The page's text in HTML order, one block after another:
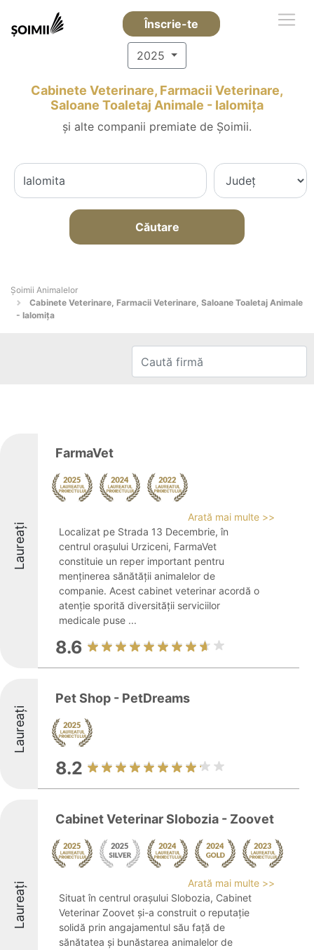
Înscrie-te
2025
Cabinete Veterinare, Farmacii Veterinare,
Saloane Toaletaj Animale - Ialomiţa
și alte companii premiate de Șoimii.
Căutare
Şoimii Animalelor
Cabinete Veterinare, Farmacii Veterinare, Saloane Toaletaj Animale
- Ialomiţa
Laureați
FarmaVet
Arată mai multe >>
Localizat pe Strada 13 Decembrie, în
centrul orașului Urziceni, FarmaVet
constituie un reper important pentru
menținerea sănătății animalelor de
companie. Acest cabinet veterinar acordă o
atenție sporită diversității serviciilor
medicale puse ...
8.6
Laureați
Pet Shop - PetDreams
8.2
Laureați
Cabinet Veterinar Slobozia - Zoovet
Arată mai multe >>
Situat în centrul orașului Slobozia, Cabinet
Veterinar Zoovet și-a construit o reputație
solidă prin angajamentul său față de
sănătatea și bunăstarea animalelor de